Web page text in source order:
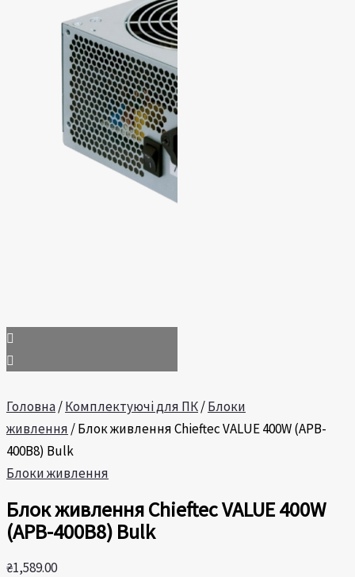
Головна/Комплектуючі для ПК/Блоки
живлення / Блок живлення Chieftec VALUE 400W (APB-
400B8) Bulk
Блоки живлення
Блок живлення Chieftec VALUE 400W
(APB-400B8) Bulk
₴1,589.00